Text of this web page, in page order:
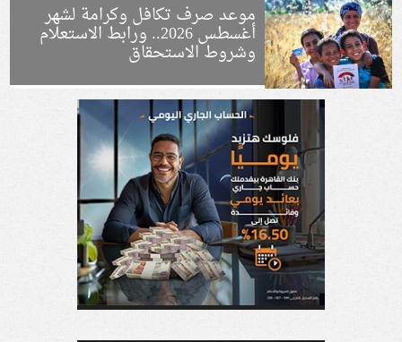
موعد صرف تكافل وكرامة لشهر
أغسطس 2026.. ورابط الاستعلام
وشروط الاستحقاق